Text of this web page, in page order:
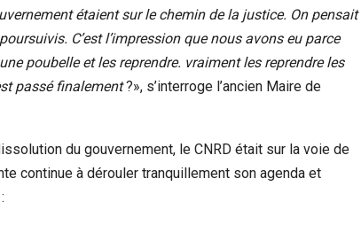
étaient sur le chemin de la justice. On pensait
C’est l’impression que nous avons eu parce
poubelle et les reprendre. vraiment les reprendre les
passé finalement?», s’interroge l’ancien Maire de
du gouvernement, le CNRD était sur la voie de
continue à dérouler tranquillement son agenda et